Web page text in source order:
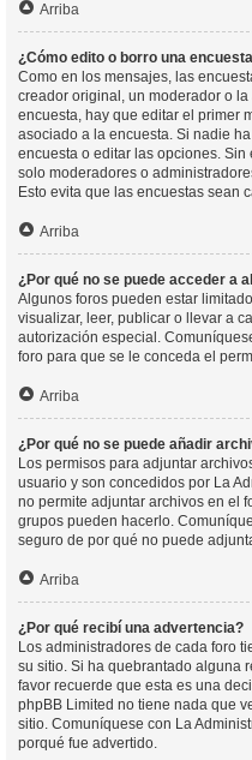
Arriba
¿Cómo edito o borro una
Como en los mensajes, las
creador original, un moderador o
encuesta, hay que editar el primer
asociado a la encuesta. Si nadie
encuesta o editar las opciones.
solo moderadores o
Esto evita que las encuestas sean
Arriba
¿Por qué no se puede acceder a
Algunos foros pueden estar
visualizar, leer, publicar o llevar a
autorización especial.
foro para que se le conceda el
Arriba
¿Por qué no se puede añadir
Los permisos para adjuntar
usuario y son concedidos por La
no permite adjuntar archivos en el
grupos pueden hacerlo.
seguro de por qué no puede
Arriba
¿Por qué recibí una advertencia?
Los administradores de cada foro
su sitio. Si ha quebrantado alguna
favor recuerde que esta es una
phpBB Limited no tiene nada que
sitio. Comuníquese con La
porqué fue advertido.